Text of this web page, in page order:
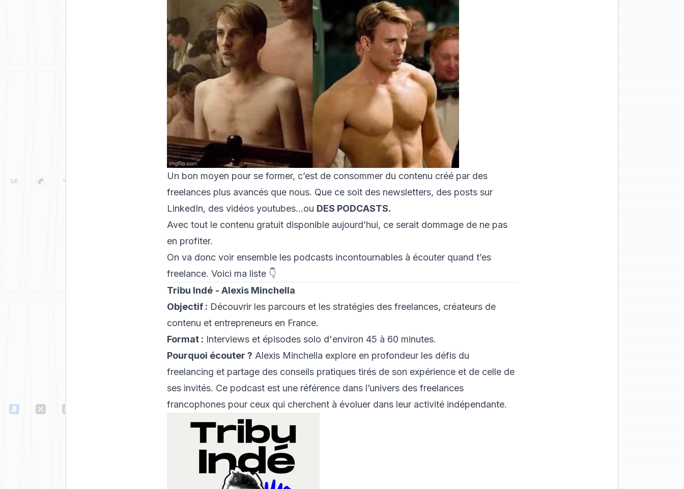
Un bon moyen pour se former, c’est de consommer du contenu créé par des
freelances plus avancés que nous. Que ce soit des newsletters, des posts sur
LinkedIn, des vidéos youtubes…ou DES PODCASTS.
Avec tout le contenu gratuit disponible aujourd’hui, ce serait dommage de ne pas
en profiter.
On va donc voir ensemble les podcasts incontournables à écouter quand t’es
freelance. Voici ma liste 👇
Tribu Indé - Alexis Minchella
Objectif : Découvrir les parcours et les stratégies des freelances, créateurs de
contenu et entrepreneurs en France.
Format : Interviews et épisodes solo d'environ 45 à 60 minutes.
Pourquoi écouter ? Alexis Minchella explore en profondeur les défis du
freelancing et partage des conseils pratiques tirés de son expérience et de celle de
ses invités. Ce podcast est une référence dans l’univers des freelances
francophones pour ceux qui cherchent à évoluer dans leur activité indépendante.